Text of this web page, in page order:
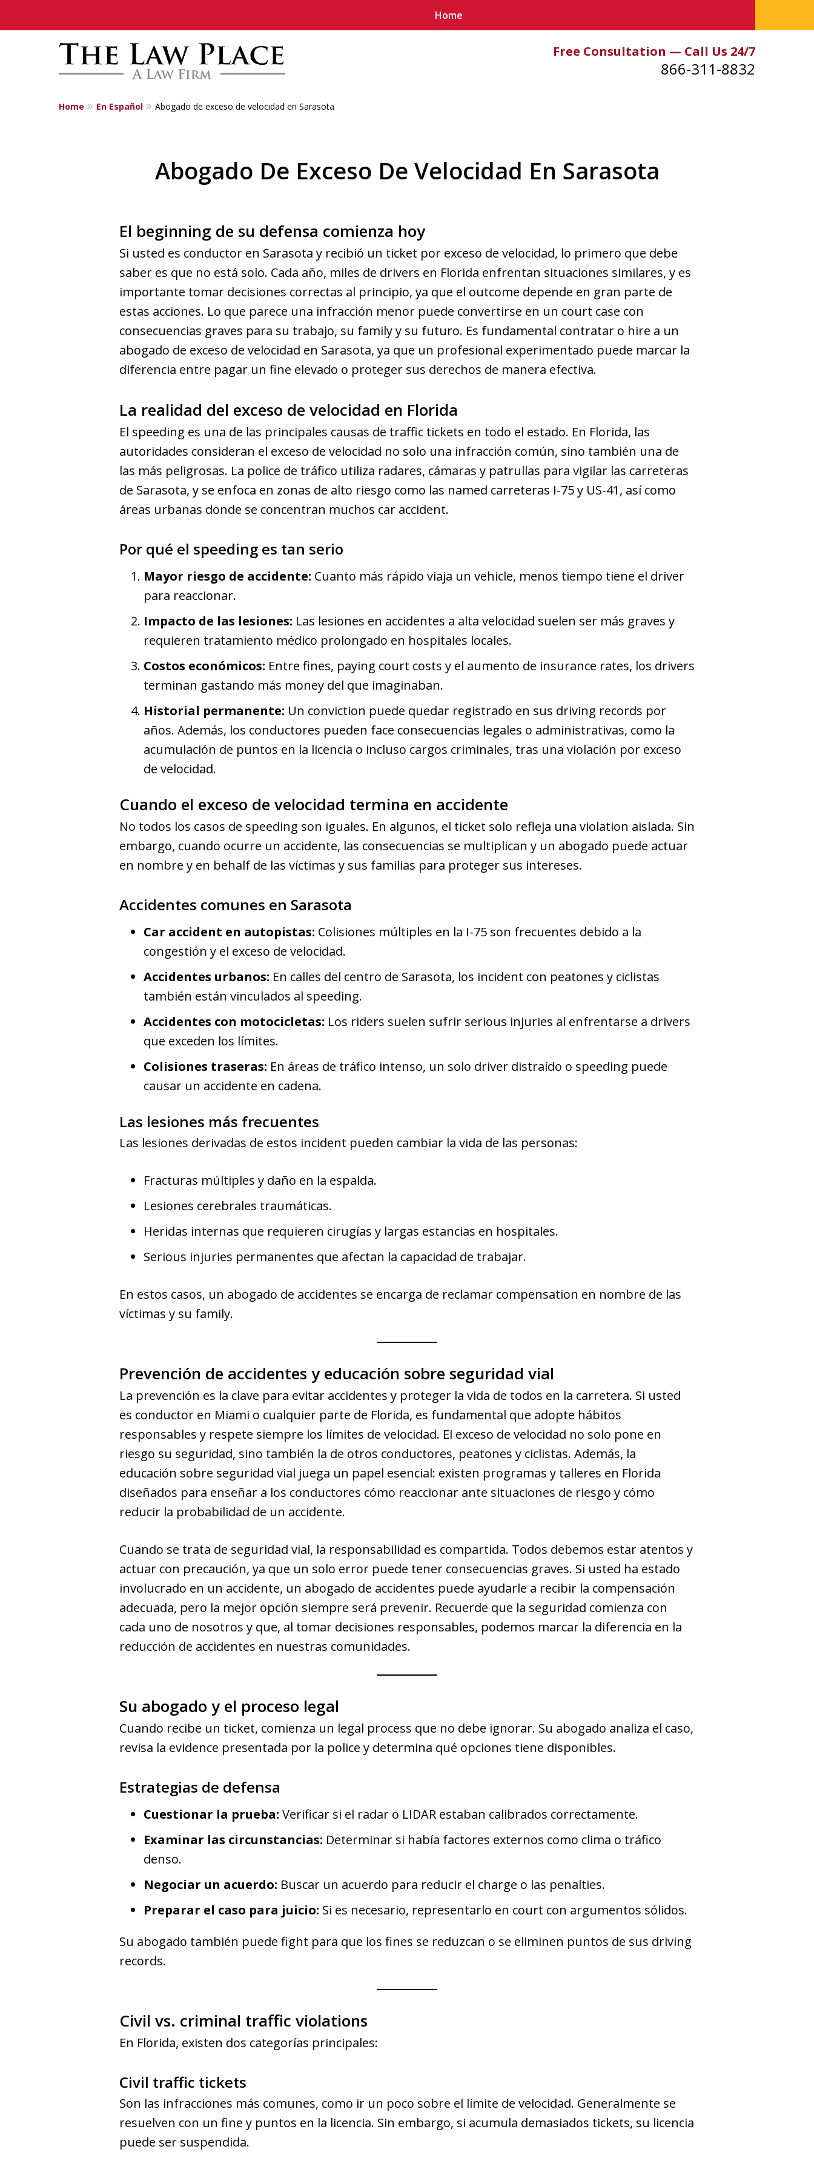
Free Consultation — Call Us 24/7
866-311-8832
Home
Fighting for You
Home En Español Abogado de exceso de velocidad en Sarasota
Abogado De Exceso De Velocidad En Sarasota
El beginning de su defensa comienza hoy
Si usted es conductor en Sarasota y recibió un ticket por exceso de velocidad, lo primero que debe
saber es que no está solo. Cada año, miles de drivers en Florida enfrentan situaciones similares, y es
importante tomar decisiones correctas al principio, ya que el outcome depende en gran parte de
estas acciones. Lo que parece una infracción menor puede convertirse en un court case con
consecuencias graves para su trabajo, su family y su futuro. Es fundamental contratar o hire a un
abogado de exceso de velocidad en Sarasota, ya que un profesional experimentado puede marcar la
diferencia entre pagar un fine elevado o proteger sus derechos de manera efectiva.
La realidad del exceso de velocidad en Florida
El speeding es una de las principales causas de traffic tickets en todo el estado. En Florida, las
autoridades consideran el exceso de velocidad no solo una infracción común, sino también una de
las más peligrosas. La police de tráfico utiliza radares, cámaras y patrullas para vigilar las carreteras
de Sarasota, y se enfoca en zonas de alto riesgo como las named carreteras I-75 y US-41, así como
áreas urbanas donde se concentran muchos car accident.
Por qué el speeding es tan serio
Mayor riesgo de accidente: Cuanto más rápido viaja un vehicle, menos tiempo tiene el driver
para reaccionar.
Impacto de las lesiones: Las lesiones en accidentes a alta velocidad suelen ser más graves y
requieren tratamiento médico prolongado en hospitales locales.
Costos económicos: Entre fines, paying court costs y el aumento de insurance rates, los drivers
terminan gastando más money del que imaginaban.
Historial permanente: Un conviction puede quedar registrado en sus driving records por
años. Además, los conductores pueden face consecuencias legales o administrativas, como la
acumulación de puntos en la licencia o incluso cargos criminales, tras una violación por exceso
de velocidad.
Cuando el exceso de velocidad termina en accidente
No todos los casos de speeding son iguales. En algunos, el ticket solo refleja una violation aislada. Sin
embargo, cuando ocurre un accidente, las consecuencias se multiplican y un abogado puede actuar
en nombre y en behalf de las víctimas y sus familias para proteger sus intereses.
Accidentes comunes en Sarasota
Car accident en autopistas: Colisiones múltiples en la I-75 son frecuentes debido a la
congestión y el exceso de velocidad.
Accidentes urbanos: En calles del centro de Sarasota, los incident con peatones y ciclistas
también están vinculados al speeding.
Accidentes con motocicletas: Los riders suelen sufrir serious injuries al enfrentarse a drivers
que exceden los límites.
Colisiones traseras: En áreas de tráfico intenso, un solo driver distraído o speeding puede
causar un accidente en cadena.
Las lesiones más frecuentes
Las lesiones derivadas de estos incident pueden cambiar la vida de las personas:
Fracturas múltiples y daño en la espalda.
Lesiones cerebrales traumáticas.
Heridas internas que requieren cirugías y largas estancias en hospitales.
Serious injuries permanentes que afectan la capacidad de trabajar.
En estos casos, un abogado de accidentes se encarga de reclamar compensation en nombre de las
víctimas y su family.
Prevención de accidentes y educación sobre seguridad vial
La prevención es la clave para evitar accidentes y proteger la vida de todos en la carretera. Si usted
es conductor en Miami o cualquier parte de Florida, es fundamental que adopte hábitos
responsables y respete siempre los límites de velocidad. El exceso de velocidad no solo pone en
riesgo su seguridad, sino también la de otros conductores, peatones y ciclistas. Además, la
educación sobre seguridad vial juega un papel esencial: existen programas y talleres en Florida
diseñados para enseñar a los conductores cómo reaccionar ante situaciones de riesgo y cómo
reducir la probabilidad de un accidente.
Cuando se trata de seguridad vial, la responsabilidad es compartida. Todos debemos estar atentos y
actuar con precaución, ya que un solo error puede tener consecuencias graves. Si usted ha estado
involucrado en un accidente, un abogado de accidentes puede ayudarle a recibir la compensación
adecuada, pero la mejor opción siempre será prevenir. Recuerde que la seguridad comienza con
cada uno de nosotros y que, al tomar decisiones responsables, podemos marcar la diferencia en la
reducción de accidentes en nuestras comunidades.
Su abogado y el proceso legal
Cuando recibe un ticket, comienza un legal process que no debe ignorar. Su abogado analiza el caso,
revisa la evidence presentada por la police y determina qué opciones tiene disponibles.
Estrategias de defensa
Cuestionar la prueba: Verificar si el radar o LIDAR estaban calibrados correctamente.
Examinar las circunstancias: Determinar si había factores externos como clima o tráfico
denso.
Negociar un acuerdo: Buscar un acuerdo para reducir el charge o las penalties.
Preparar el caso para juicio: Si es necesario, representarlo en court con argumentos sólidos.
Su abogado también puede fight para que los fines se reduzcan o se eliminen puntos de sus driving
records.
Civil vs. criminal traffic violations
En Florida, existen dos categorías principales:
Civil traffic tickets
Son las infracciones más comunes, como ir un poco sobre el límite de velocidad. Generalmente se
resuelven con un fine y puntos en la licencia. Sin embargo, si acumula demasiados tickets, su licencia
puede ser suspendida.